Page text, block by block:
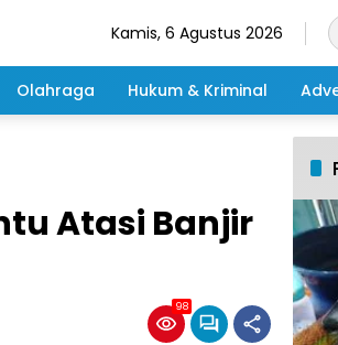
Kamis, 6 Agustus 2026
Olahraga Hukum & Kriminal
Atasi Banjir
98